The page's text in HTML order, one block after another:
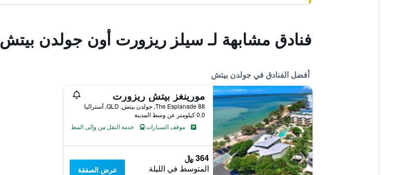
فنادق مشابهة لـ سيلز ريزورت أون جولدن بيتش
أفضل الفنادق في جولدن بيتش
مورينغز بيتش ريزورت
88 The Esplanade, جولدن بيتش, QLD, أستراليا
0.0 كيلومتر عن وسط المدينة
موقف السيارات
خدمة النقل من وإلى المطار
364 ﷼
المتوسط في الليلة عرض الصفقة